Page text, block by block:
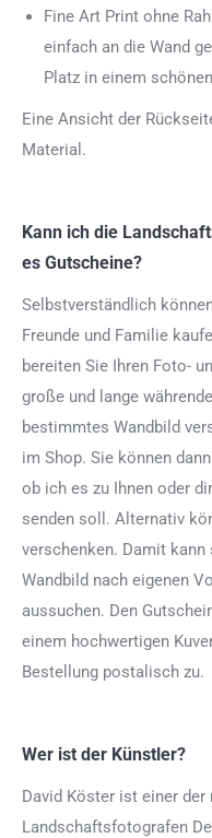
Fine Art Print ohne
einfach an die Wand
Platz in einem
Eine Ansicht der
Material.
Kann ich die
es Gutscheine?
Selbstverständlich
Freunde und Familie
bereiten Sie Ihren Foto-
große und lange
bestimmtes Wandbild
im Shop. Sie können
ob ich es zu Ihnen oder
senden soll. Alternativ
verschenken. Damit
Wandbild nach eigenen
aussuchen. Den
einem hochwertigen
Bestellung postalisch zu.
Wer ist der Künstler?
David Köster ist einer
Landschaftsfotografen